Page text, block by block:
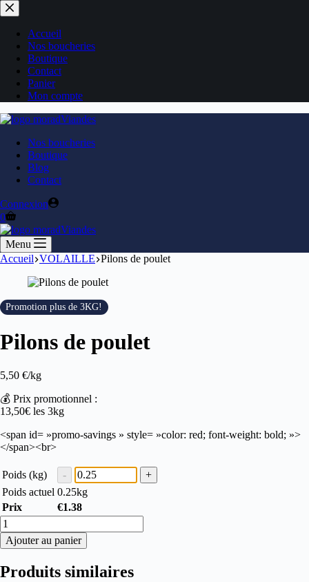
Passer
au
contenuAccueil
Nos boucheries
Boutique
Contact
Panier
Mon compte
Nos boucheries
Boutique
Blog
Contact
Connexion
Panier
d’achat
0
Menu
Accueil VOLAILLE Pilons de poulet
Promotion plus de 3KG!
Pilons de poulet
5,50 €/kg
💰 Prix promotionnel :
13,50€ les 3kg
<span id= »promo-savings » style= »color: red; font-weight: bold; »>
</span><br>
Poids (kg)
Poids actuel 0.25kg
Prix
€1.38
quantité
de
Pilons
poulet
Ajouter au panier
Produits similaires